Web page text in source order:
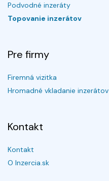
Podvodné inzeráty
Topovanie inzerátov
Pre firmy
Firemná vizitka
Hromadné vkladanie inzerátov
Kontakt
Kontakt
O Inzercia.sk